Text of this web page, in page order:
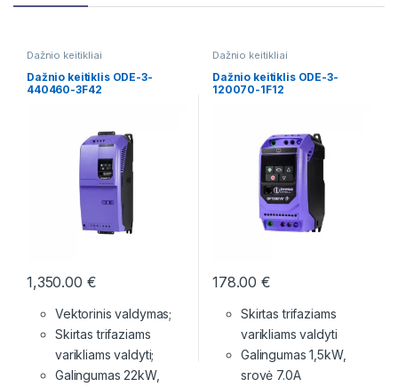
Dažnio keitikliai
Dažnio keitiklis ODE-3-
440460-3F42
1,350.00 €
Vektorinis valdymas;
Skirtas trifaziams
varikliams valdyti;
Galingumas 22kW,
Dažnio keitikliai
Dažnio keitiklis ODE-3-
120070-1F12
178.00€
Skirtas trifaziams
varikliams valdyti
Galingumas 1,5kW,
srovė 7.0A